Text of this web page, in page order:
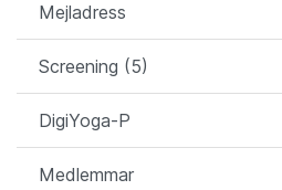
Mejladress
Screening (5)
DigiYoga-P
Medlemmar